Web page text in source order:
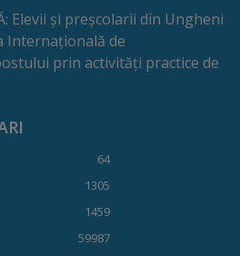
Elevii și preșcolarii din Ungheni
Internațională de
prin activități practice de
64
1305
1459
59987